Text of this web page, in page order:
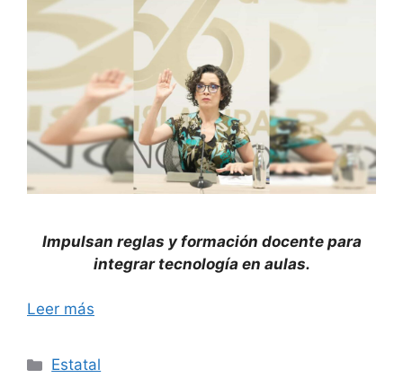
Impulsan reglas y formación docente para
integrar tecnología en aulas.
Leer más
Categorías
Estatal